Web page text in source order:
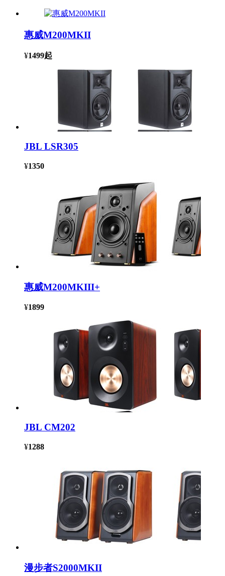
惠威M200MKII
¥1499起
JBL LSR305
¥1350
惠威M200MKIII+
¥1899
JBL CM202
¥1288
漫步者S2000MKII